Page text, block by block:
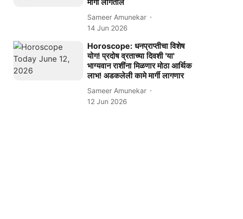
मार्गी लागतील
Sameer Amunekar
14 Jun 2026
Horoscope: धनप्राप्तीचा विशेष
योग! प्रदोष व्रताच्या दिवशी 'या'
भाग्यवान राशींना मिळणार मोठा आर्थिक
लाभ! अडकलेली कामे मार्गी लागणार
Sameer Amunekar
12 Jun 2026